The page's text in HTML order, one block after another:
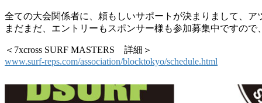
全ての大会関係者に、頼もしいサポートが決まりまして、
まだまだ、エントリーもスポンサー様も参加募集中ですの
＜7xcross SURF MASTERS 詳細＞
www.surf-reps.com/association/blocktokyo/schedule.html